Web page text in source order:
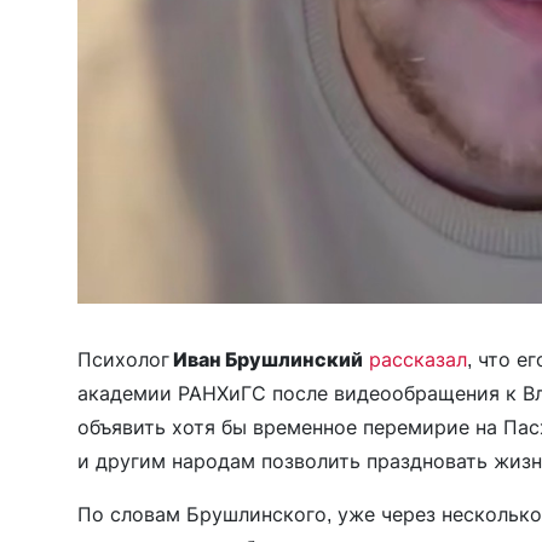
ПсихологИван Брушлинский рассказал, что
академии РАНХиГС после видеообращения к
объявить хотя бы временное перемирие на
и другим народам позволить праздновать
По словам Брушлинского, уже через